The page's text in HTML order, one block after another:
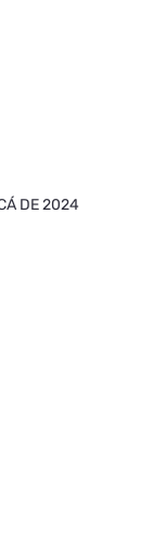
DE 2024